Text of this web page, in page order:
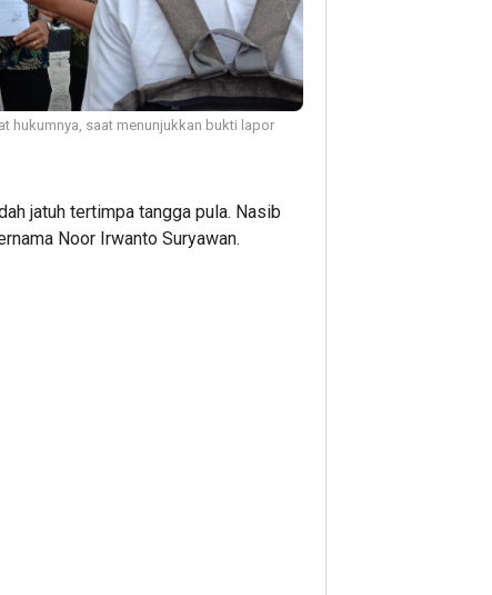
hukumnya, saat menunjukkan bukti lapor
jatuh tertimpa tangga pula. Nasib
Noor Irwanto Suryawan.